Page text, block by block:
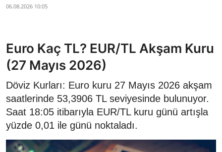
06.08.2026 10:05
Euro Kaç TL? EUR/TL Akşam Kuru
(27 Mayıs 2026)
Döviz Kurları: Euro kuru 27 Mayıs 2026 akşam
saatlerinde 53,3906 TL seviyesinde bulunuyor.
Saat 18:05 itibarıyla EUR/TL kuru günü artışla
yüzde 0,01 ile günü noktaladı.